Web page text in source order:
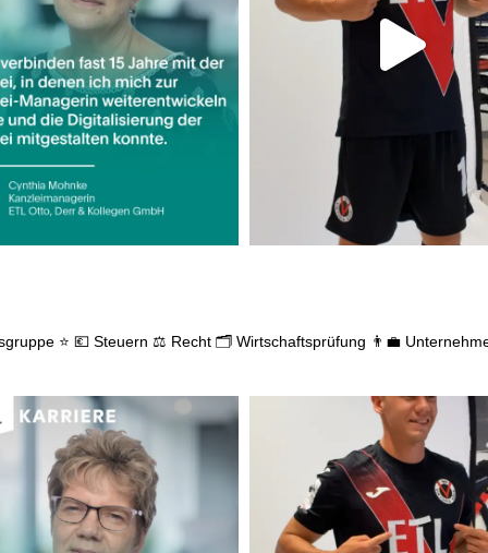
⭐ 💶 Steuern ⚖️ Recht 🗂️ Wirtschaftsprüfung 👨‍💼